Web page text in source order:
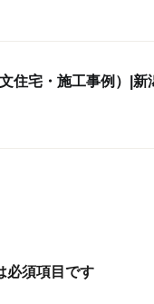
住宅・施工事例）|
必須項目です